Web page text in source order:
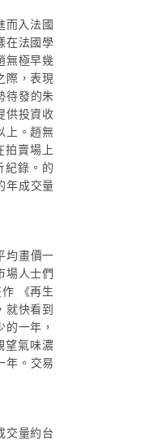
而入法國
在法國學
無極早幾
際，表現
待發的朱
供投資收
上。趙無
賣場上
錄。的
年成交量
均畫價一
場人士們
《再生
就快看到
一年，
望氣味濃
年。交易
交量約台